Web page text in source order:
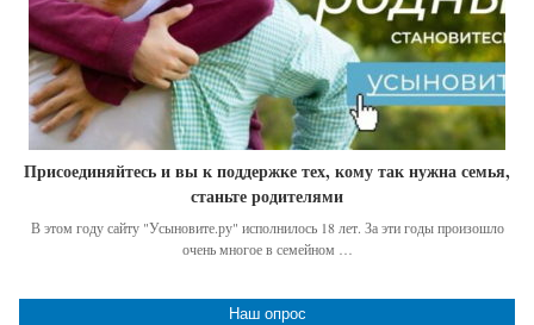
Присоединяйтесь и вы к поддержке тех, кому так нужна семья,
станьте родителями
В этом году сайту "Усыновите.ру" исполнилось 18 лет. За эти годы произошло
очень многое в семейном …
Наш опрос